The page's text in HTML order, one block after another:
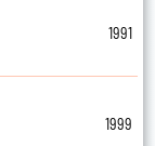
1991
1999